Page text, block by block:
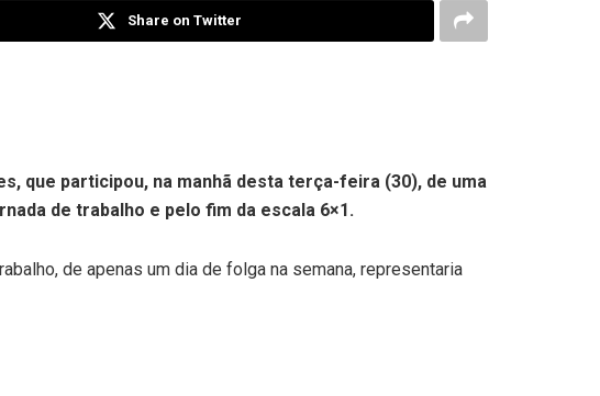
Share on Twitter
que participou, na manhã desta terça-feira (30), de uma
de trabalho e pelo fim da escala 6×1.
de apenas um dia de folga na semana, representaria